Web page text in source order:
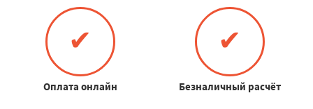
✔
Оплата онлайн
✔
Безналичный расчёт